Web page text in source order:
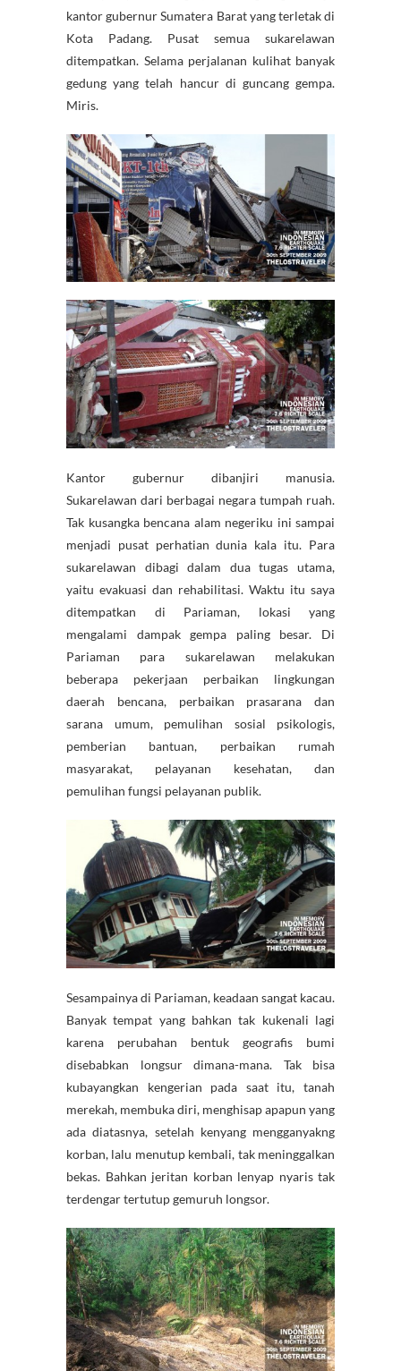
kantor gubernur Sumatera Barat yang terletak di
Kota Padang. Pusat semua sukarelawan
ditempatkan. Selama perjalanan kulihat banyak
gedung yang telah hancur di guncang gempa.
Miris.
Kantor gubernur dibanjiri manusia.
Sukarelawan dari berbagai negara tumpah ruah.
Tak kusangka bencana alam negeriku ini sampai
menjadi pusat perhatian dunia kala itu. Para
sukarelawan dibagi dalam dua tugas utama,
yaitu evakuasi dan rehabilitasi. Waktu itu saya
ditempatkan di Pariaman, lokasi yang
mengalami dampak gempa paling besar. Di
Pariaman para sukarelawan melakukan
beberapa pekerjaan perbaikan lingkungan
daerah bencana, perbaikan prasarana dan
sarana umum, pemulihan sosial psikologis,
pemberian bantuan, perbaikan rumah
masyarakat, pelayanan kesehatan, dan
pemulihan fungsi pelayanan publik.
Sesampainya di Pariaman, keadaan sangat kacau.
Banyak tempat yang bahkan tak kukenali lagi
karena perubahan bentuk geografis bumi
disebabkan longsur dimana-mana. Tak bisa
kubayangkan kengerian pada saat itu, tanah
merekah, membuka diri, menghisap apapun yang
ada diatasnya, setelah kenyang mengganyakng
korban, lalu menutup kembali, tak meninggalkan
bekas. Bahkan jeritan korban lenyap nyaris tak
terdengar tertutup gemuruh longsor.